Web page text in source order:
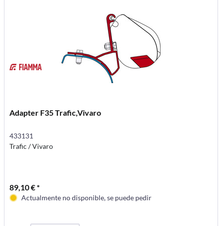
Adapter F35 Trafic,Vivaro
433131
Trafic / Vivaro
89,10 € *
Actualmente no disponible, se puede pedir